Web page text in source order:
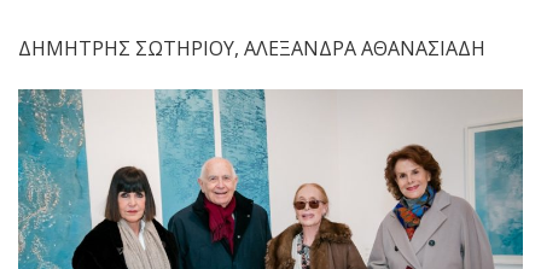
ΔΗΜΗΤΡΗΣ ΣΩΤΗΡΙΟΥ, ΑΛΕΞΑΝΔΡΑ ΑΘΑΝΑΣΙΑΔΗ